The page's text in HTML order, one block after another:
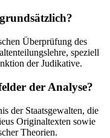
Überprüfung des
speziell
der Judikative.
der Analyse?
der Staatsgewalten, die
Originaltexten sowie
Theorien.